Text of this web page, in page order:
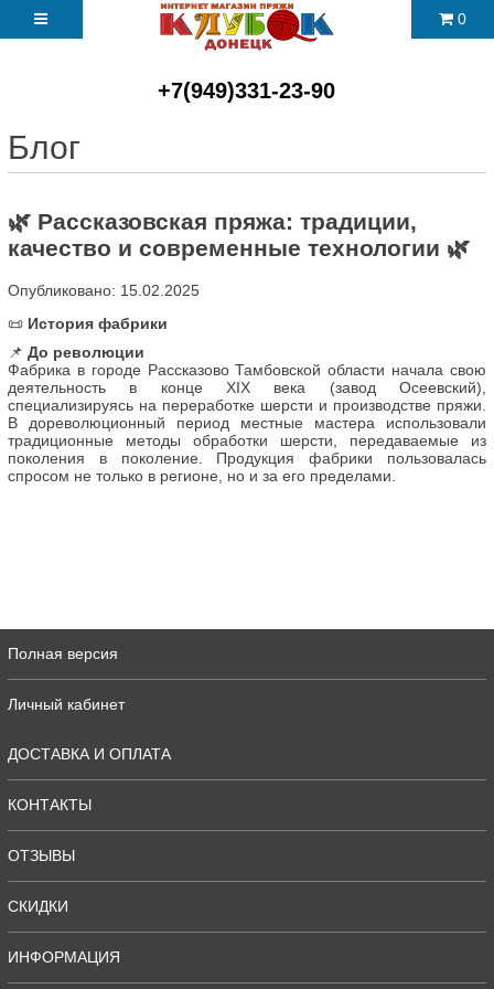
+7(949)331-23-90
0
Блог
🌿 Рассказовская пряжа: традиции,
качество и современные технологии 🌿
Опубликовано: 15.02.2025
📜 История фабрики
📌 До революции
Фабрика в городе Рассказово Тамбовской области начала свою
деятельность в конце XIX века (завод Осеевский),
специализируясь на переработке шерсти и производстве пряжи.
В дореволюционный период местные мастера использовали
традиционные методы обработки шерсти, передаваемые из
поколения в поколение. Продукция фабрики пользовалась
спросом не только в регионе, но и за его пределами.
Полная версия
Личный кабинет
ДОСТАВКА И ОПЛАТА
КОНТАКТЫ
ОТЗЫВЫ
СКИДКИ
ИНФОРМАЦИЯ